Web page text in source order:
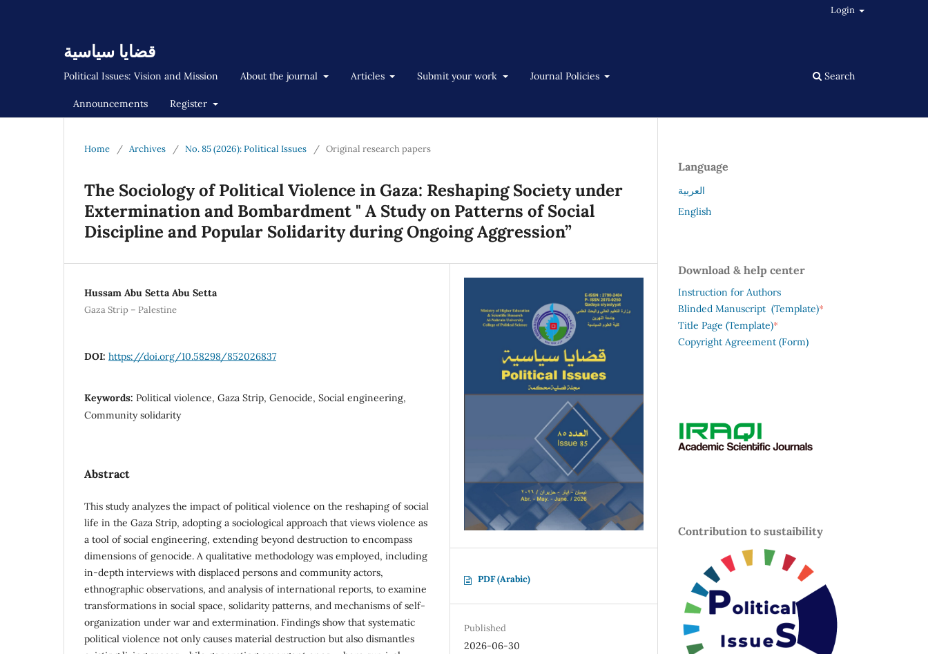
قضايا سياسية
Political Issues: Vision and Mission About the journal Articles Submit your work Journal Policies
Announcements Register
Search
Login
Home / Archives / No. 85 (2026): Political Issues / Original research papers
The Sociology of Political Violence in Gaza: Reshaping Society under
Extermination and Bombardment " A Study on Patterns of Social
Discipline and Popular Solidarity during Ongoing Aggression”
Hussam Abu Setta Abu Setta
Gaza Strip – Palestine
DOI: https://doi.org/10.58298/852026837
Keywords: Political violence, Gaza Strip, Genocide, Social engineering,
Community solidarity
Abstract
This study analyzes the impact of political violence on the reshaping of social
life in the Gaza Strip, adopting a sociological approach that views violence as
a tool of social engineering, extending beyond destruction to encompass
dimensions of genocide. A qualitative methodology was employed, including
in-depth interviews with displaced persons and community actors,
ethnographic observations, and analysis of international reports, to examine
transformations in social space, solidarity patterns, and mechanisms of self-
organization under war and extermination. Findings show that systematic
political violence not only causes material destruction but also dismantles
PDF (Arabic)
Published
2026-06-30
Language
العربية
English
Download & help center
Instruction for Authors
Blinded Manuscript (Template)*
Title Page (Template)*
Copyright Agreement (Form)
Contribution to sustaibility